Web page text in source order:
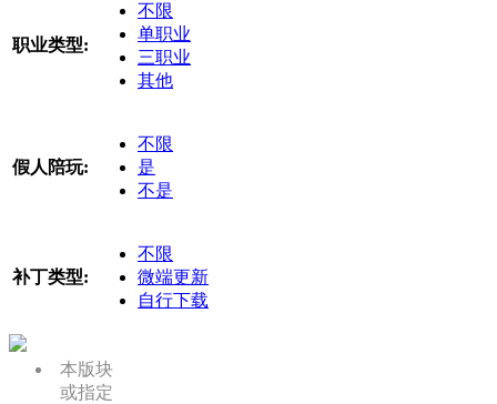
职业类型:
不限
单职业
三职业
其他
假人陪玩:
不限
是
不是
补丁类型:
不限
微端更新
自行下载
本版块
或指定